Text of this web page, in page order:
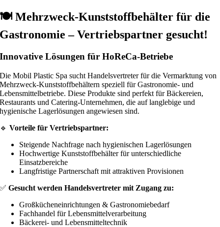
🍽️ Mehrzweck-Kunststoffbehälter für die
Gastronomie – Vertriebspartner gesucht!
Innovative Lösungen für HoReCa-Betriebe
Die Mobil Plastic Spa sucht Handelsvertreter für die Vermarktung von
Mehrzweck-Kunststoffbehältern speziell für Gastronomie- und
Lebensmittelbetriebe. Diese Produkte sind perfekt für Bäckereien,
Restaurants und Catering-Unternehmen, die auf langlebige und
hygienische Lagerlösungen angewiesen sind.
🔹Vorteile für Vertriebspartner:
Steigende Nachfrage nach hygienischen Lagerlösungen
Hochwertige Kunststoffbehälter für unterschiedliche
Einsatzbereiche
Langfristige Partnerschaft mit attraktiven Provisionen
✅Gesucht werden Handelsvertreter mit Zugang zu:
Großkücheneinrichtungen & Gastronomiebedarf
Fachhandel für Lebensmittelverarbeitung
Bäckerei- und Lebensmitteltechnik